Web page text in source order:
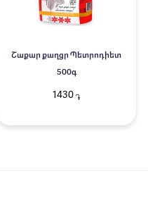
Շաքար քաղցր Պետրոդիետ
500գ
1430 ֏